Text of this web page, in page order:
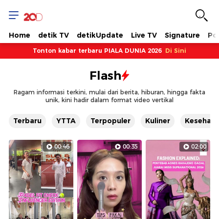
Kumpulan
Program
Video
Berita
Livestreaming-
20detik
OTT
Home detik TV detikUpdate Live TV Signature
Tonton kabar terbaru PIALA DUNIA 2026 Di Sini
Flash
Ragam informasi terkini, mulai dari berita, hiburan, hingga fakta
unik, kini hadir dalam format video vertikal
Terbaru YTTA Terpopuler Kuliner
00:46 00:35 02:00